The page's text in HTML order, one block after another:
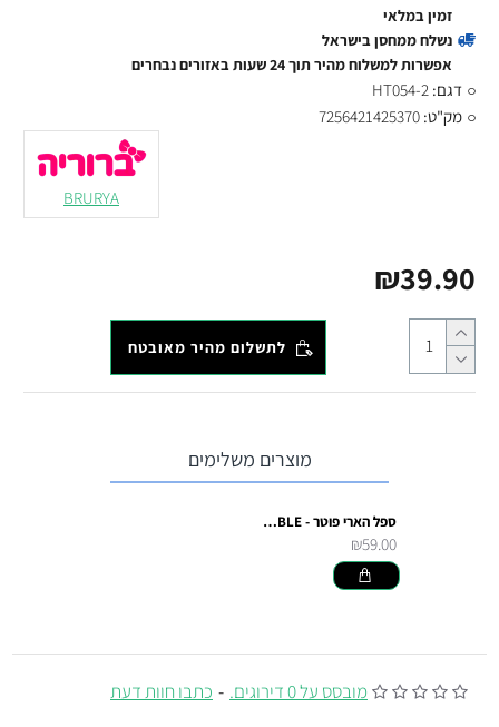
מובסס על 0 דירוגים. - כתבו חוות דעת
₪39.90
זמין במלאי
נשלח ממחסן בישראל
אפשרות למשלוח מהיר תוך 24 שעות באזורים נבחרים
דגם: HT054-2
מק"ט: 7256421425370
BRURYA
לתשלום מהיר מאובטח
מוצרים משלימים
ספל הארי פוטר - UNDESIRABLE
₪59.00